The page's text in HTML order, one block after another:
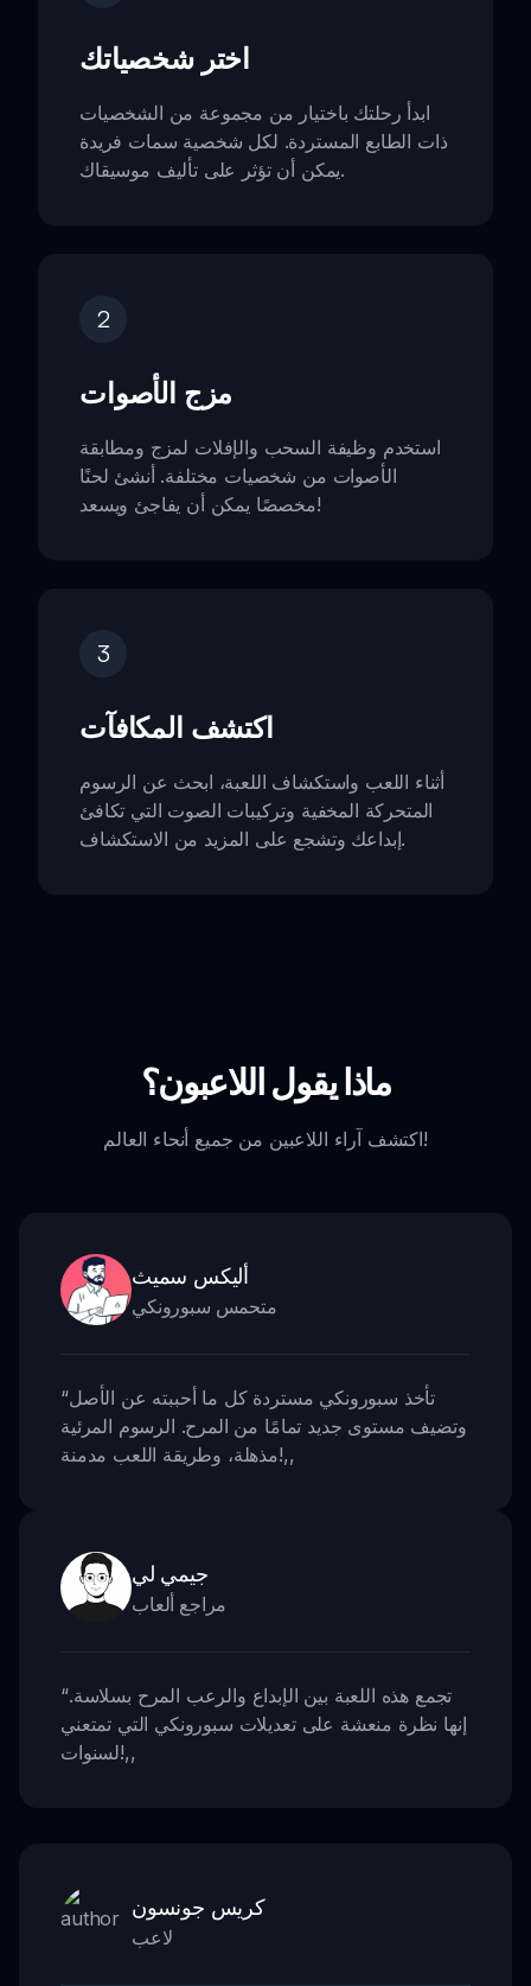
اختر شخصياتك
ابدأ رحلتك باختيار من مجموعة من الشخصيات
ذات الطابع المستردة. لكل شخصية سمات فريدة
يمكن أن تؤثر على تأليف موسيقاك.
2
مزج الأصوات
استخدم وظيفة السحب والإفلات لمزج ومطابقة
الأصوات من شخصيات مختلفة. أنشئ لحنًا
مخصصًا يمكن أن يفاجئ ويسعد!
3
اكتشف المكافآت
أثناء اللعب واستكشاف اللعبة، ابحث عن الرسوم
المتحركة المخفية وتركيبات الصوت التي تكافئ
إبداعك وتشجع على المزيد من الاستكشاف.
ماذا يقول اللاعبون؟
اكتشف آراء اللاعبين من جميع أنحاء العالم!
أليكس سميث
متحمس سبورونكي
“تأخذ سبورونكي مستردة كل ما أحببته عن الأصل
وتضيف مستوى جديد تمامًا من المرح. الرسوم المرئية
مذهلة، وطريقة اللعب مدمنة!,,
جيمي لي
مراجع ألعاب
“تجمع هذه اللعبة بين الإبداع والرعب المرح بسلاسة.
إنها نظرة منعشة على تعديلات سبورونكي التي تمتعني
لسنوات!,,
كريس جونسون
لاعب